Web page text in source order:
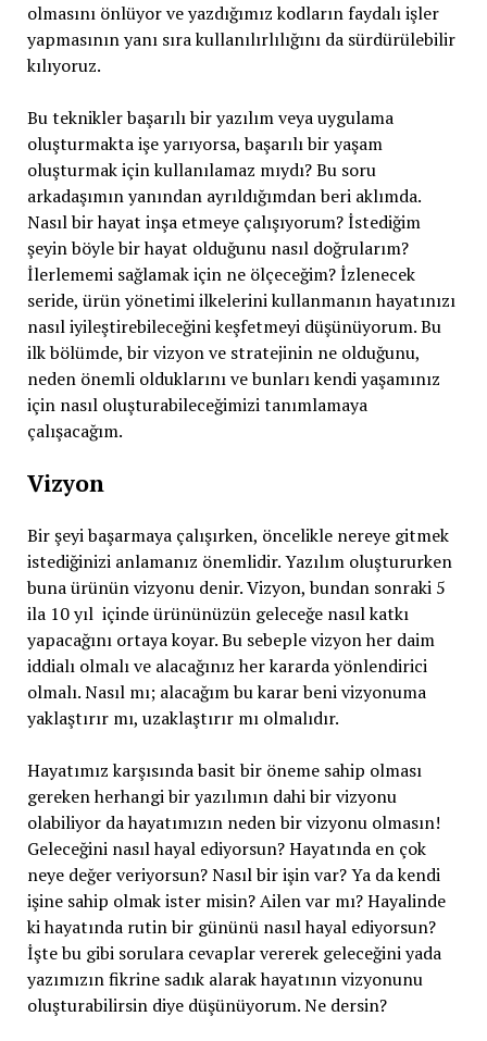
olmasını önlüyor ve yazdığımız kodların faydalı işler
yapmasının yanı sıra kullanılırlılığını da sürdürülebilir
kılıyoruz.
Bu teknikler başarılı bir yazılım veya uygulama
oluşturmakta işe yarıyorsa, başarılı bir yaşam
oluşturmak için kullanılamaz mıydı? Bu soru
arkadaşımın yanından ayrıldığımdan beri aklımda.
Nasıl bir hayat inşa etmeye çalışıyorum? İstediğim
şeyin böyle bir hayat olduğunu nasıl doğrularım?
İlerlememi sağlamak için ne ölçeceğim? İzlenecek
seride, ürün yönetimi ilkelerini kullanmanın hayatınızı
nasıl iyileştirebileceğini keşfetmeyi düşünüyorum. Bu
ilk bölümde, bir vizyon ve stratejinin ne olduğunu,
neden önemli olduklarını ve bunları kendi yaşamınız
için nasıl oluşturabileceğimizi tanımlamaya
çalışacağım.
Vizyon
Bir şeyi başarmaya çalışırken, öncelikle nereye gitmek
istediğinizi anlamanız önemlidir. Yazılım oluştururken
buna ürünün vizyonu denir. Vizyon, bundan sonraki 5
ila 10 yıl içinde ürününüzün geleceğe nasıl katkı
yapacağını ortaya koyar. Bu sebeple vizyon her daim
iddialı olmalı ve alacağınız her kararda yönlendirici
olmalı. Nasıl mı; alacağım bu karar beni vizyonuma
yaklaştırır mı, uzaklaştırır mı olmalıdır.
Hayatımız karşısında basit bir öneme sahip olması
gereken herhangi bir yazılımın dahi bir vizyonu
olabiliyor da hayatımızın neden bir vizyonu olmasın!
Geleceğini nasıl hayal ediyorsun? Hayatında en çok
neye değer veriyorsun? Nasıl bir işin var? Ya da kendi
işine sahip olmak ister misin? Ailen var mı? Hayalinde
ki hayatında rutin bir gününü nasıl hayal ediyorsun?
İşte bu gibi sorulara cevaplar vererek geleceğini yada
yazımızın fikrine sadık alarak hayatının vizyonunu
oluşturabilirsin diye düşünüyorum. Ne dersin?